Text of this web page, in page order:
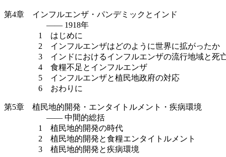
第4章 インフルエンザ・パンデミックとインド
—— 1918年
1 はじめに
2 インフルエンザはどのように世界に拡がったか
3 インドにおけるインフルエンザの流行地域と死
4 食糧不足とインフルエンザ
5 インフルエンザと植民地政府の対応
6 おわりに
第5章 植民地的開発・エンタイトルメント・疾病環境
—— 中間的総括
1 植民地的開発の時代
2 植民地的開発と食糧エンタイトルメント
3 植民地的開発と疾病環境